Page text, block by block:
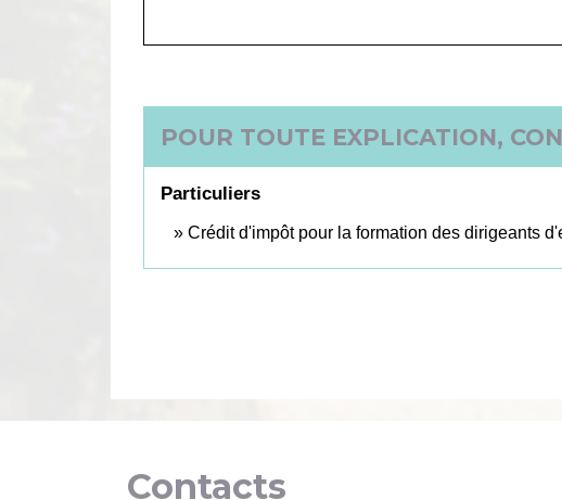
POUR TOUTE EXPLICATION,
Particuliers
Crédit d'impôt pour la formation des dirigeants
Contacts